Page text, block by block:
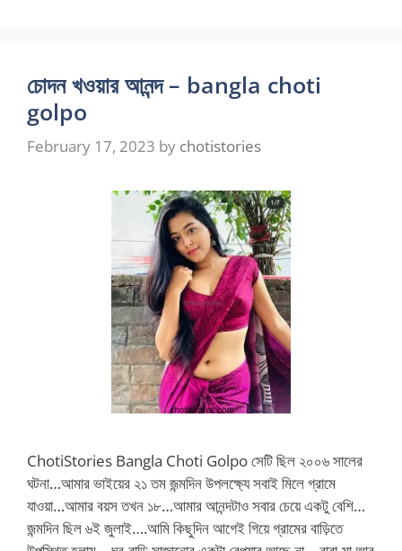
চোদন খওয়ার আনন্দ – bangla choti
golpo
February 17, 2023 by chotistories
ChotiStories Bangla Choti Golpo সেটি ছিল ২০০৬ সালের
ঘটনা…আমার ভাইয়ের ২১ তম জন্মদিন উপলক্ষ্যে সবাই মিলে গ্রামে
যাওয়া…আমার বয়স তখন ১৮…আমার আনন্দটাও সবার চেয়ে একটু বেশি…
জন্মদিন ছিল ৬ই জুলাই….আমি কিছুদিন আগেই গিয়ে গ্রামের বাড়িতে